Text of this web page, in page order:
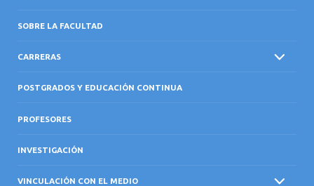
SOBRE LA FACULTAD
CARRERAS
POSTGRADOS Y EDUCACIÓN CONTINUA
PROFESORES
INVESTIGACIÓN
VINCULACIÓN CON EL MEDIO